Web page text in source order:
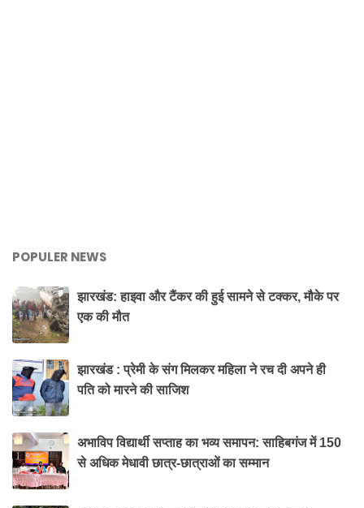
POPULER NEWS
झारखंड: हाइवा और टैंकर की हुई सामने से टक्कर, मौके पर
एक की मौत
झारखंड : प्रेमी के संग मिलकर महिला ने रच दी अपने ही
पति को मारने की साजिश
अभाविप विद्यार्थी सप्ताह का भव्य समापन: साहिबगंज में 150
से अधिक मेधावी छात्र-छात्राओं का सम्मान